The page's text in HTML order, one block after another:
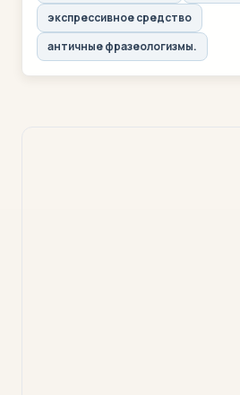
экспрессивное средство
античные фразеологизмы.